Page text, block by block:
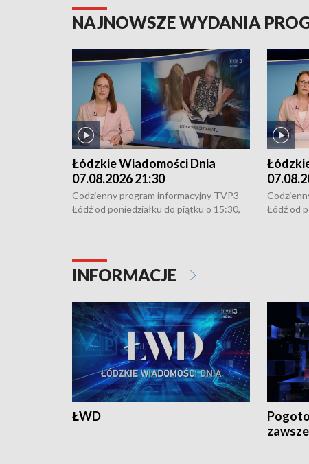
NAJNOWSZE WYDANIA
Łódzkie Wiadomości Dnia
07.08.2026 21:30
Codzienny program informacyjny TVP3
Łódź od poniedziałku do piątku o 15:30,
Łódź od
INFORMACJE
ŁWD